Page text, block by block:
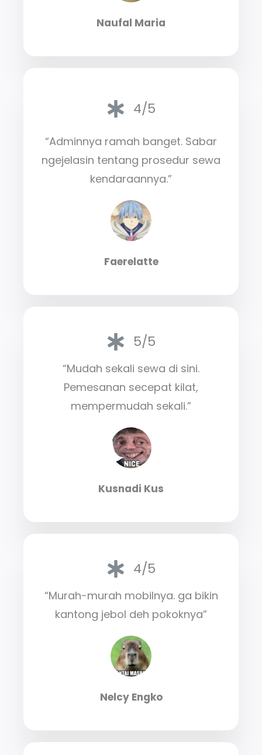
Naufal Maria
4/5
“Adminnya ramah banget. Sabar
ngejelasin tentang prosedur sewa
kendaraannya.”
Faerelatte
5/5
“Mudah sekali sewa di sini.
Pemesanan secepat kilat,
mempermudah sekali.”
Kusnadi Kus
4/5
“Murah-murah mobilnya. ga bikin
kantong jebol deh pokoknya”
Nelcy Engko